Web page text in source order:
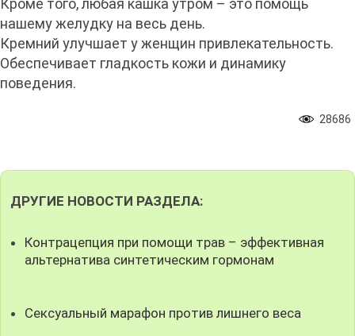
Кроме того, любая кашка утром – это помощь
нашему желудку на весь день.
Кремний улучшает у женщин привлекательность.
Обеспечивает гладкость кожи и динамику
поведения.
28686
ДРУГИЕ НОВОСТИ РАЗДЕЛА:
Контрацепция при помощи трав – эффективная
альтернатива синтетическим гормонам
Сексуальный марафон против лишнего веса